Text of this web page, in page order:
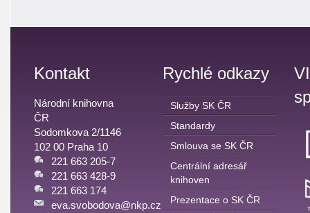
Kontakt
Národní knihovna
ČR
Sodomkova 2/1146
102 00 Praha 10
221 663 205-7
221 663 428-9
221 663 174
eva.svobodova@nkp.cz
Rychlé odkazy
Služby SK ČR
Standardy
Smlouva se SK ČR
Centrální adresář
knihoven
Prezentace o SK ČR